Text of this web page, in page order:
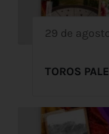
29 de
TOROS